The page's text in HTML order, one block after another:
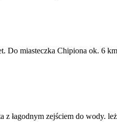
Do miasteczka Chipiona ok. 6
łagodnym zejściem do wody.